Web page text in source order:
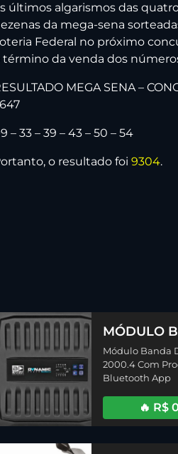
últimos algarismos das
da mega-sena
Federal no próximo
término da venda dos
MEGA SENA –
– 33 – 39 – 43 – 50 – 54
o resultado foi9304.
MÓDULO
DYNAMIC
COM
(2ª Edição)
Módulo Banda
2000.4 Com
Bluetooth App
🔥 R$